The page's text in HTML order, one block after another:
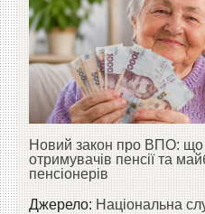
Новий закон про ВПО: що
отримувачів пенсії та
пенсіонерів
Джерело:Національна